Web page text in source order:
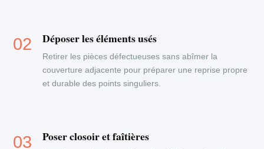
Déposer les éléments usés
Retirer les pièces défectueuses sans abîmer la
couverture adjacente pour préparer une reprise propre
et durable des points singuliers.
Poser closoir et faîtières